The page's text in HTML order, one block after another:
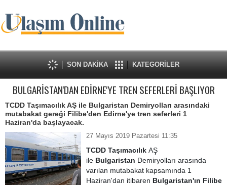
SON DAKİKA KATEGORİLER
BULGARİSTAN'DAN EDİRNE'YE TREN SEFERLERİ BAŞLIYOR
TCDD Taşımacılık AŞ ile Bulgaristan Demiryolları arasındaki
mutabakat gereği Filibe'den Edirne'ye tren seferleri 1
Haziran'da başlayacak.
27 Mayıs 2019 Pazartesi 11:35
TCDD Taşımacılık AŞ
ile Bulgaristan Demiryolları arasında
varılan mutabakat kapsamında 1
Haziran'dan itibaren Bulgaristan'ın Filibe